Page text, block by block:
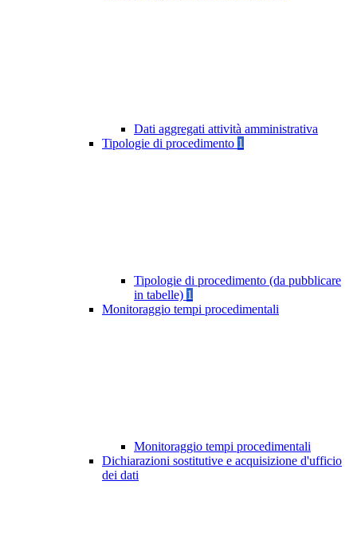
Dati aggregati attività amministrativa
Tipologie di procedimento 1
Tipologie di procedimento (da pubblicare
in tabelle) 1
Monitoraggio tempi procedimentali
Monitoraggio tempi procedimentali
Dichiarazioni sostitutive e acquisizione d'ufficio
dei dati